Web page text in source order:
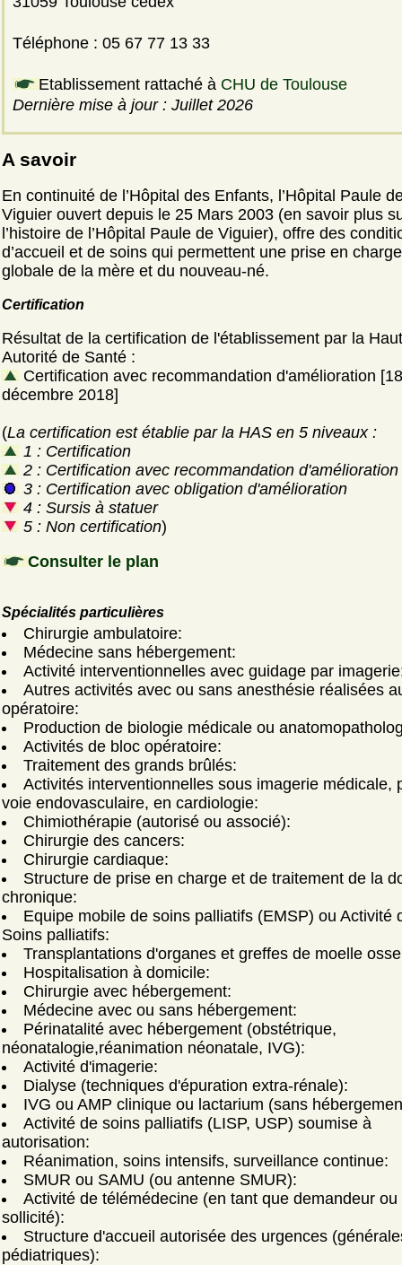
Téléphone : 05 67 77 13 33
Etablissement rattaché à CHU de Toulouse
Dernière mise à jour : Juillet 2026
A savoir
En continuité de l’Hôpital des Enfants, l’Hôpital Paule
Viguier ouvert depuis le 25 Mars 2003 (en savoir plus
l’histoire de l’Hôpital Paule de Viguier), offre des
d’accueil et de soins qui permettent une prise en charge
globale de la mère et du nouveau-né.
Certification
Résultat de la certification de l'établissement par la
Autorité de Santé :
Certification avec recommandation d'amélioration [18
décembre 2018]
(La certification est établie par la HAS en 5 niveaux :
1 : Certification
2 : Certification avec recommandation d'amélioration
3 : Certification avec obligation d'amélioration
4 : Sursis à statuer
5 : Non certification)
Consulter le plan
Spécialités particulières
Chirurgie ambulatoire:
Médecine sans hébergement:
Activité interventionnelles avec guidage par
Autres activités avec ou sans anesthésie réalisées
opératoire:
Production de biologie médicale ou
Activités de bloc opératoire:
Traitement des grands brûlés:
Activités interventionnelles sous imagerie médicale,
voie endovasculaire, en cardiologie:
Chimiothérapie (autorisé ou associé):
Chirurgie des cancers:
Chirurgie cardiaque:
Structure de prise en charge et de traitement de la
chronique:
Equipe mobile de soins palliatifs (EMSP) ou Activité
Soins palliatifs:
Transplantations d'organes et greffes de moelle
Hospitalisation à domicile:
Chirurgie avec hébergement:
Médecine avec ou sans hébergement:
Périnatalité avec hébergement (obstétrique,
néonatalogie,réanimation néonatale, IVG):
Activité d'imagerie:
Dialyse (techniques d'épuration extra-rénale):
IVG ou AMP clinique ou lactarium (sans
Activité de soins palliatifs (LISP, USP) soumise à
autorisation:
Réanimation, soins intensifs, surveillance continue:
SMUR ou SAMU (ou antenne SMUR):
Activité de télémédecine (en tant que demandeur ou
sollicité):
Structure d'accueil autorisée des urgences
pédiatriques):